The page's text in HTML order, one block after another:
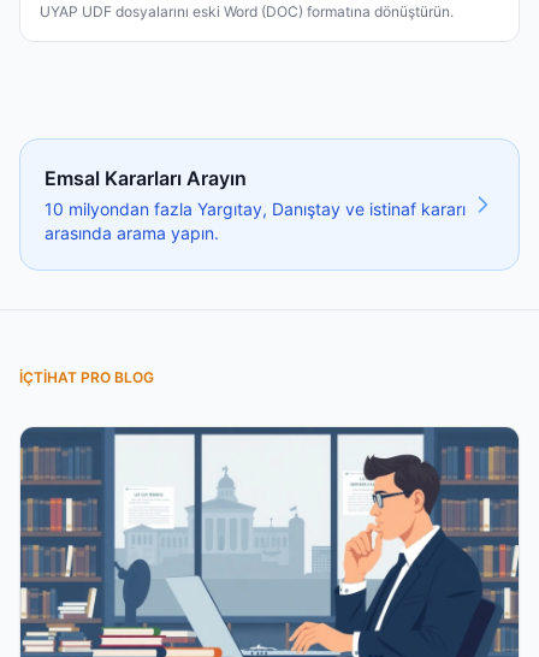
UYAP UDF dosyalarını eski Word (DOC) formatına dönüştürün.
Emsal Kararları Arayın
10 milyondan fazla Yargıtay, Danıştay ve istinaf kararı
arasında arama yapın.
İÇTIHAT PRO BLOG